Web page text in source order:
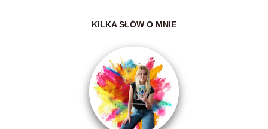
KILKA SŁÓW O MNIE